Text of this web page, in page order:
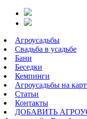
Агроусадьбы
Свадьба в усадьбе
Бани
Беседки
Кемпинги
Агроусадьбы на
Статьи
Контакты
ДОБАВИТЬ